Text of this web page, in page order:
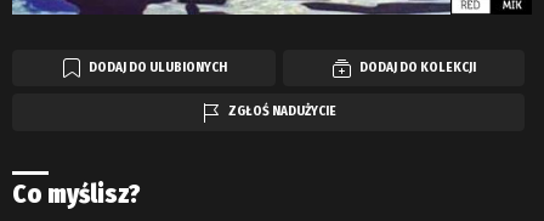
DODAJ DO ULUBIONYCH DODAJ DO KOLEKCJI
ZGŁOŚ NADUŻYCIE
Co myślisz?